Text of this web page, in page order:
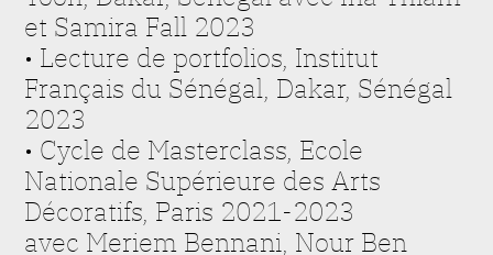
et Samira Fall 2023
• Lecture de portfolios, Institut
Français du Sénégal, Dakar, Sénégal
2023
• Cycle de Masterclass, Ecole
Nationale Supérieure des Arts
Décoratifs, Paris 2021-2023
avec Meriem Bennani, Nour Ben